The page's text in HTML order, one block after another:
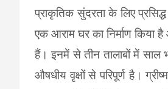
प्राकृतिक सुंदरता के लिए
एक आराम घर का निर्माण किया
हैं।इनमें से तीन तालाबों में साल
औषधीय वृक्षों से परिपूर्ण है।